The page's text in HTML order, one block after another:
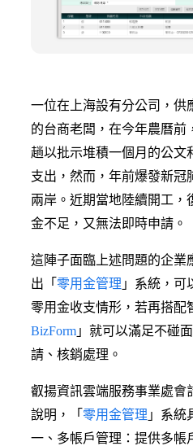
一位在上海設有分公司，供
的台商老闆，在今年農曆前
趟以批示堆積一個月的公文
支出，然而，年前爆發新冠
兩岸。近期當地陸續開工，
金不足，又無法即時申請。
這陣子面臨上述問題的企業
出「 零用金管理 」系統，可
零用金收支情形，若再搭配
BizForm 」就可以滿足不碰
請、核銷處理。
叡揚資訊雲端服務事業處會
說明，「 零用金管理 」系統
一、多帳戶管理：提供多帳